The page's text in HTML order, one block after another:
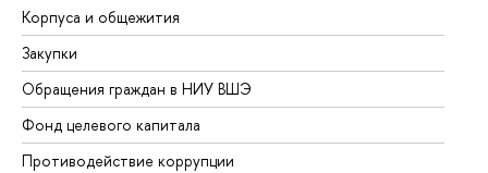
Корпуса и общежития
Закупки
Обращения граждан в НИУ ВШЭ
Фонд целевого капитала
Противодействие коррупции